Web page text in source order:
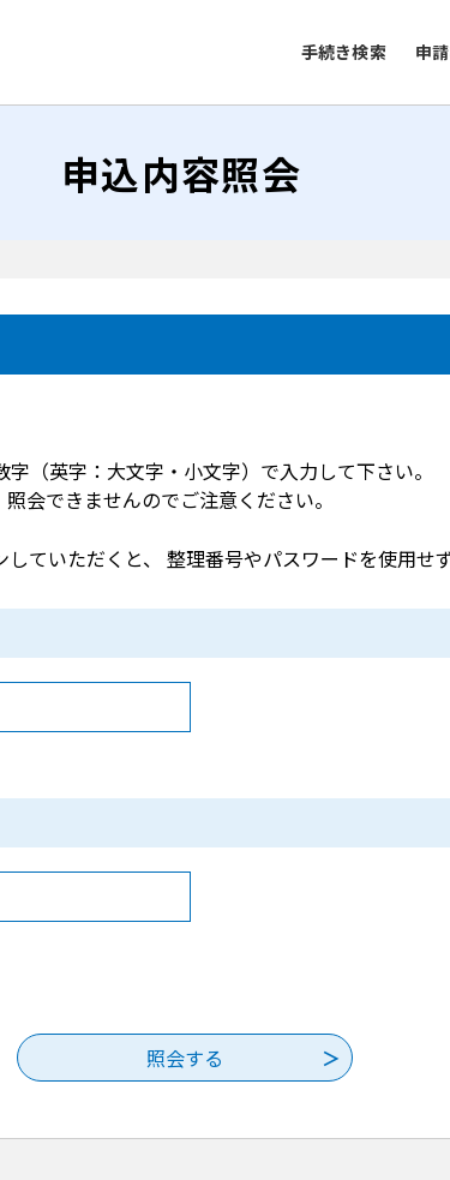
手続き検索 申
申込内容照会
（英字：大文字・小文字）で入力して下さい。
会できませんのでご注意ください。
ていただくと、 整理番号やパスワードを使用せ